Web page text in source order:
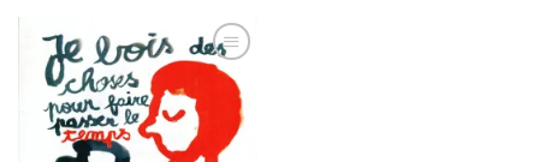
Ajouter
wishlist